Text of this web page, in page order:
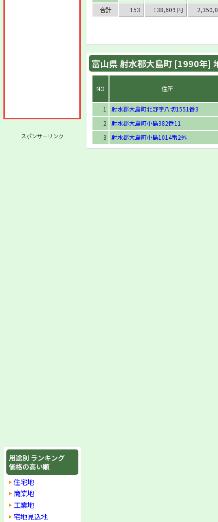
スポンサーリンク
用途別 ランキング
価格の高い順
住宅地
商業地
工業地
宅地見込地
合計
153 138,609 円
富山県 射水郡大島町 [1990年]
NO 住所
1
射水郡大島町北野字八切1551番3
2
射水郡大島町小島382番11
3
射水郡大島町小島1014番2外